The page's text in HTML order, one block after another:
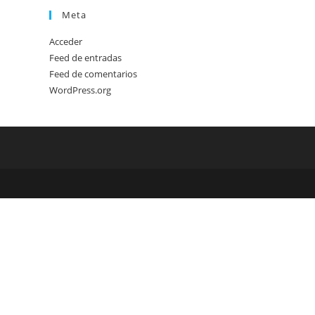
Meta
Acceder
Feed de entradas
Feed de comentarios
WordPress.org